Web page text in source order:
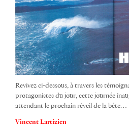
Revivez ci-dessous, à travers les
protagonistes du jour, cette journée
attendant le prochain réveil de la bête…
Vincent Lartizien